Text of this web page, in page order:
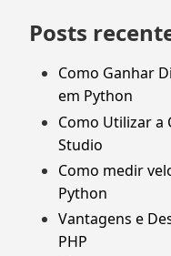
Posts
Como Ganhar
em Python
Como Utilizar a
Studio
Como medir
Python
Vantagens e
PHP